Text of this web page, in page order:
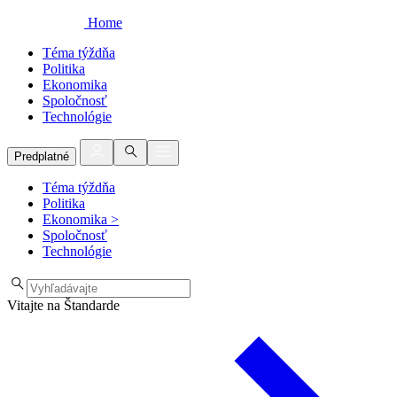
Home
Téma týždňa
Politika
Ekonomika
Spoločnosť
Technológie
Predplatné
Téma týždňa
Politika
Ekonomika >
Spoločnosť
Technológie
Vitajte na Štandarde